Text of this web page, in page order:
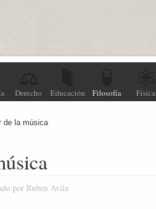
Derecho Educación Filosofía Física
de la música
por Ruben Avila